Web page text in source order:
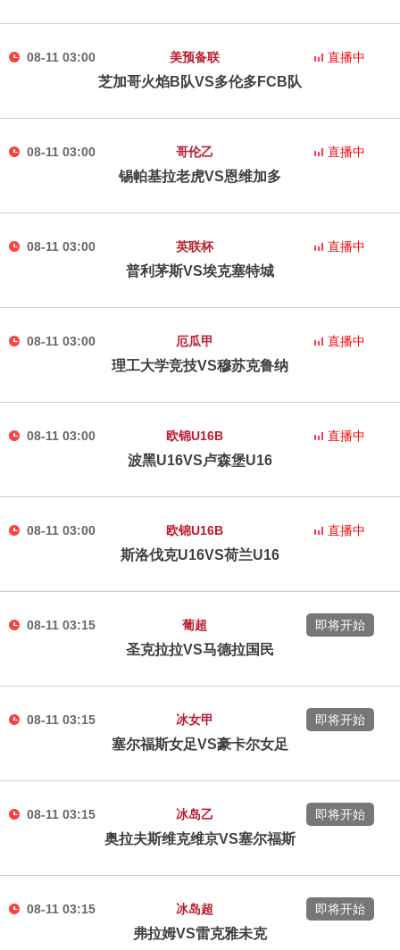
08-11 03:00 美预备联
芝加哥火焰B队VS多伦多FCB队
直播中
08-11 03:00 哥伦乙
锡帕基拉老虎VS恩维加多
直播中
08-11 03:00 英联杯
普利茅斯VS埃克塞特城
直播中
08-11 03:00 厄瓜甲
理工大学竞技VS穆苏克鲁纳
直播中
08-11 03:00 欧锦U16B
波黑U16VS卢森堡U16
直播中
08-11 03:00 欧锦U16B
斯洛伐克U16VS荷兰U16
直播中
08-11 03:15 葡超
圣克拉拉VS马德拉国民
即将开始
08-11 03:15 冰女甲
塞尔福斯女足VS豪卡尔女足
即将开始
08-11 03:15 冰岛乙
奥拉夫斯维克维京VS塞尔福斯
即将开始
08-11 03:15 冰岛超
弗拉姆VS雷克雅未克
即将开始